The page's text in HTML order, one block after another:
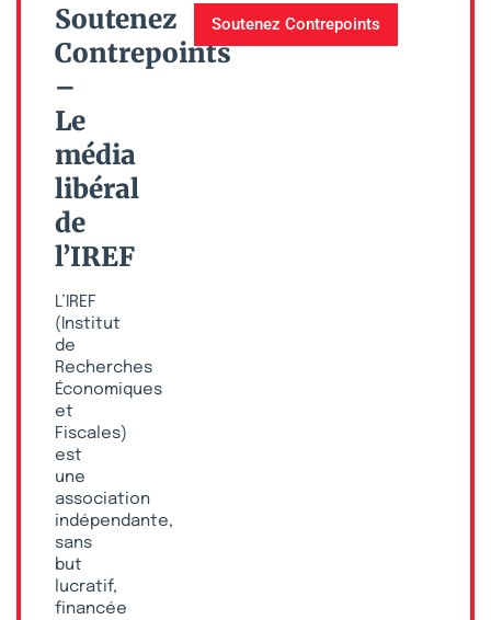
Soutenez
Contrepoints
–
Le
média
libéral
de
l’IREF
L’IREF
(Institut
de
Recherches
Économiques
et
Fiscales)
est
une
association
indépendante,
sans
but
lucratif,
financée
Soutenez Contrepoints